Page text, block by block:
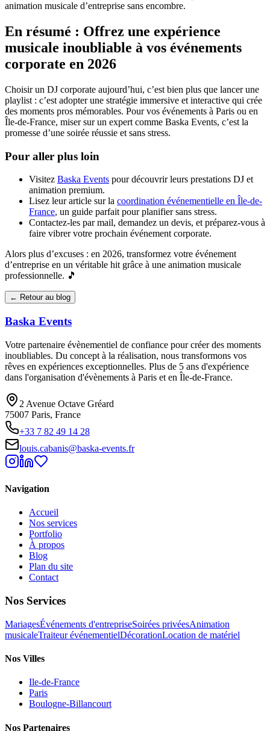
animation musicale d’entreprise sans encombre.
En résumé : Offrez une expérience
musicale inoubliable à vos événements
corporate en 2026
Choisir un DJ corporate aujourd’hui, c’est bien plus que lancer une
playlist : c’est adopter une stratégie immersive et interactive qui crée
des moments pros mémorables. Pour vos événements à Paris ou en
Île-de-France, miser sur un expert comme Baska Events, c’est la
promesse d’une soirée réussie et sans stress.
Pour aller plus loin
Visitez Baska Events pour découvrir leurs prestations DJ et
animation premium.
Lisez leur article sur la coordination événementielle en Île-de-
France, un guide parfait pour planifier sans stress.
Contactez-les par mail, demandez un devis, et préparez-vous à
faire vibrer votre prochain événement corporate.
Alors plus d’excuses : en 2026, transformez votre événement
d’entreprise en un véritable hit grâce à une animation musicale
professionnelle. 🎵
← Retour au blog
Baska Events
Votre partenaire évènementiel de confiance pour créer des moments
inoubliables. Du concept à la réalisation, nous transformons vos
rêves en expériences exceptionnelles. Plus de 5 ans d'expérience
dans l'organisation d'évènements à Paris et en Île-de-France.
2 Avenue Octave Gréard
75007 Paris, France
+33 7 82 49 14 28
louis.cabanis@baska-events.fr
Navigation
Accueil
Nos services
Portfolio
À propos
Blog
Plan du site
Contact
Nos Services
MariagesÉvénements d'entrepriseSoirées privéesAnimation
musicaleTraiteur événementielDécorationLocation de matériel
Nos Villes
Ile-de-France
Paris
Boulogne-Billancourt
Nos Partenaires